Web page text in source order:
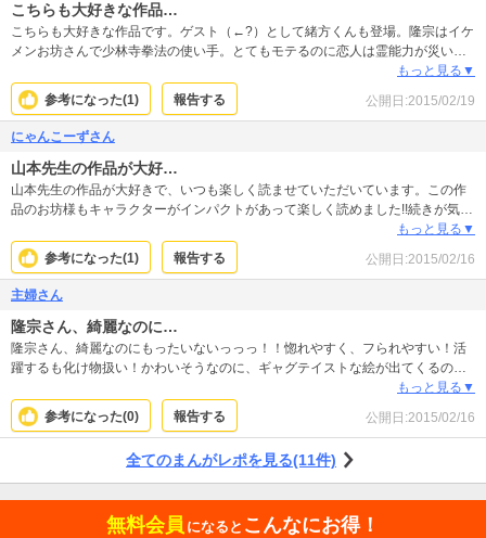
こちらも大好きな作品…
こちらも大好きな作品です。ゲスト（←?）として緒方くんも登場。隆宗はイケ
メンお坊さんで少林寺拳法の使い手。とてもモテるのに恋人は霊能力が災いし
て未だゼロ。緒方くんの才能を一発で見抜きます。緒方くん方は…変質者扱い
してますが(汗)隆宗は最期に予言します
もっと見る▼
参考になった(1) 報告する 公開日:2015/02/19
にゃんこーずさん
山本先生の作品が大好…
山本先生の作品が大好きで、いつも楽しく読ませていただいています。この作
品のお坊様もキャラクターがインパクトがあって楽しく読めました!!続きが気に
もっと見る▼
参考になった(1) 報告する 公開日:2015/02/16
主婦さん
隆宗さん、綺麗なのに…
隆宗さん、綺麗なのにもったいないっっっ！！惚れやすく、フられやすい！活
躍するも化け物扱い！かわいそうなのに、ギャグテイストな絵が出てくるので
笑えます。普段の綺麗な顔と、崩れた顔のギャップがまた素晴らしい！もっと見る▼
参考になった(0) 報告する 公開日:2015/02/16
全てのまんがレポを見る(11件)
無料会員 になると こんなにお得！